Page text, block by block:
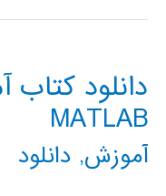
سازی
و
ساختارهای
فرکانس
دانلود
MATLAB
آموزش, دانلود